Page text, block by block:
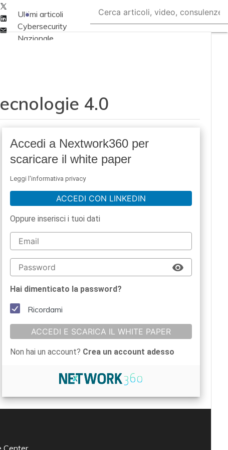
Linkedin
Email
Ultimi articoli
Cybersecurity
Nazionale
Soluzioni aziendali
Cultura cyber
analisi Cyber
sicurezza e privacy
Chi siamo
4.0
Accedi a Nextwork360 per
scaricare il white paper
Leggi l'informativa privacy
ACCEDI CON LINKEDIN
Oppure inserisci i tuoi dati
Hai dimenticato la password?
Ricordami
ACCEDI E SCARICA IL WHITE PAPER
Non hai un account? Crea un account adesso
Center